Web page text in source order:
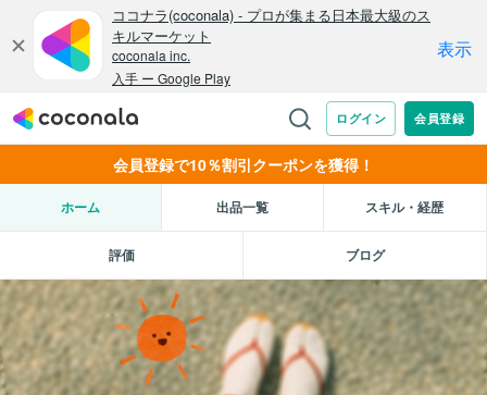
会員登録で10％割引クーポンを獲得！
ホーム 出品一覧 スキル・経歴
評価 ブログ